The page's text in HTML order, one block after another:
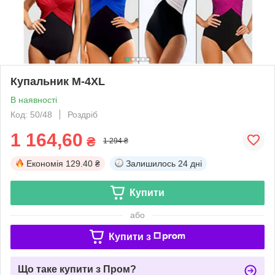
Купальник М-4ХL
В наявності
Код: 50/48
Роздріб
1 164,60 ₴ 1 294 ₴
Економія 129.40 ₴ Залишилось 24 дні
Купити
або
Купити з
Що таке купити з Пром?